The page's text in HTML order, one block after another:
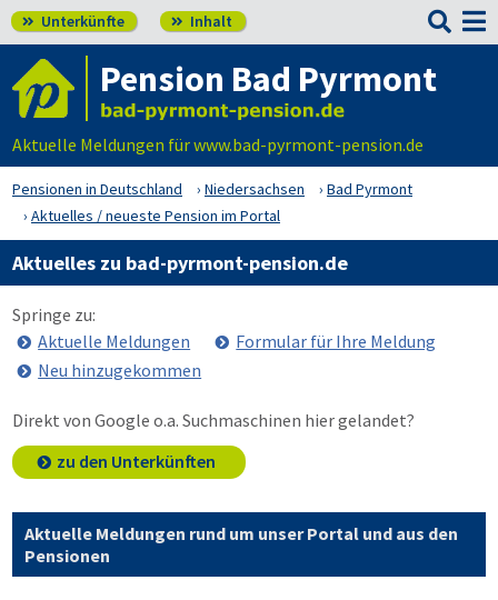
 Unterkünfte  Inhalt 
Pension Bad Pyrmont
Aktuelle Meldungen für www.bad-pyrmont-pension.de
Pensionen in Deutschland Niedersachsen
Bad Pyrmont
Aktuelles / neueste Pension im Portal
Aktuelles zu bad-pyrmont-pension.de
Springe zu:
Aktuelle Meldungen
Formular für Ihre Meldung
Neu hinzugekommen
Direkt von Google o.a. Suchmaschinen hier gelandet?
zu den Unterkünften
Aktuelle Meldungen rund um unser Portal und aus den
Pensionen